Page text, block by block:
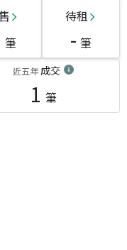
筆
待租
- 筆
近五年成交
1 筆